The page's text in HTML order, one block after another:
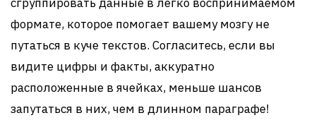
формате, которое помогает вашему мозгу не
путаться в куче текстов. Согласитесь, если вы
видите цифры и факты, аккуратно
расположенные в ячейках, меньше шансов
запутаться в них, чем в длинном параграфе!